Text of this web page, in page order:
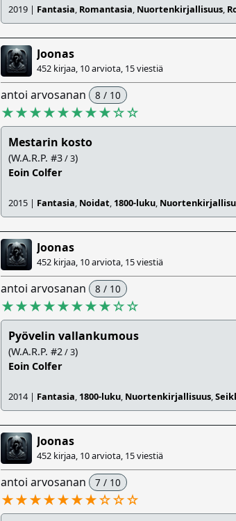
2019 | Fantasia, Romantasia, Nuortenkirjallisuus,
Joonas
452 kirjaa, 10 arviota, 15 viestiä
antoi arvosanan 8 / 10
★★★★★★★★☆☆
Mestarin kosto
(W.A.R.P. #3/ 3)
Eoin Colfer
2015 | Fantasia, Noidat, 1800-luku,
Joonas
452 kirjaa, 10 arviota, 15 viestiä
antoi arvosanan 8 / 10
★★★★★★★★☆☆
Pyövelin vallankumous
(W.A.R.P. #2/ 3)
Eoin Colfer
2014 | Fantasia, 1800-luku, Nuortenkirjallisuus,
Joonas
452 kirjaa, 10 arviota, 15 viestiä
antoi arvosanan 7 / 10
★★★★★★★☆☆☆